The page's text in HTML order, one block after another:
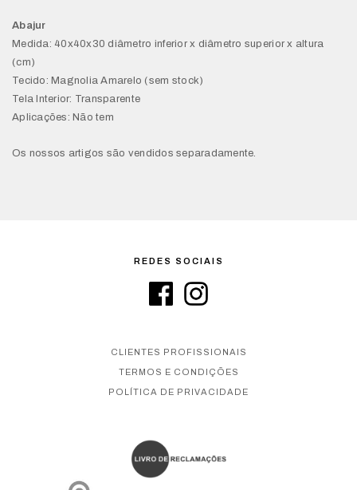
Abajur
Medida: 40x40x30 diâmetro inferior x diâmetro superior x altura
(cm)
Tecido: Magnolia Amarelo (sem stock)
Tela Interior: Transparente
Aplicações: Não tem
Os nossos artigos são vendidos separadamente.
REDES SOCIAIS
CLIENTES PROFISSIONAIS
TERMOS E CONDIÇÕES
POLÍTICA DE PRIVACIDADE